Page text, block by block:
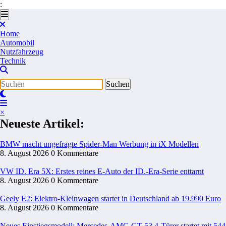
:
Zum
Inhalt
springen
Home
Automobil
Nutzfahrzeug
Technik
×
Neueste Artikel:
BMW macht ungefragte Spider-Man Werbung in iX Modellen
8. August 2026 0 Kommentare
VW ID. Era 5X: Erstes reines E-Auto der ID.-Era-Serie enttarnt
8. August 2026 0 Kommentare
Geely E2: Elektro-Kleinwagen startet in Deutschland ab 19.990 Euro
8. August 2026 0 Kommentare